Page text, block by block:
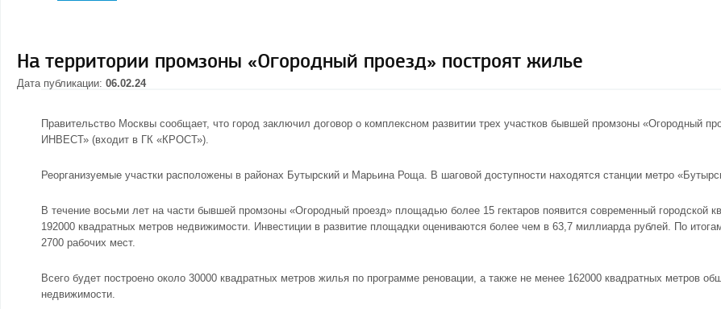
На территории промзоны «Огородный проезд» построят жилье
Дата публикации: 06.02.24
Правительство Москвы сообщает, что город заключил договор о комплексном развитии трех участков бывшей промзоны «Огородный
ИНВЕСТ» (входит в ГК «КРОСТ»).
Реорганизуемые участки расположены в районах Бутырский и Марьина Роща. В шаговой доступности находятся станции метро
В течение восьми лет на части бывшей промзоны «Огородный проезд» площадью более 15 гектаров появится современный городской
192000 квадратных метров недвижимости. Инвестиции в развитие площадки оцениваются более чем в 63,7 миллиарда рублей. По
2700 рабочих мест.
Всего будет построено около 30000 квадратных метров жилья по программе реновации, а также не менее 162000 квадратных метров
недвижимости.